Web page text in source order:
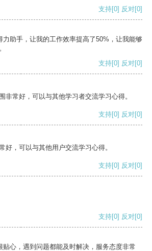
支持[0] 反对[0]
力助手，让我的工作效率提高了50%，让我能够
支持[0] 反对[0]
非常好，可以与其他学习者交流学习心得。
支持[0] 反对[0]
好，可以与其他用户交流学习心得。
支持[0] 反对[0]
支持[0] 反对[0]
贴心，遇到问题都能及时解决，服务态度非常